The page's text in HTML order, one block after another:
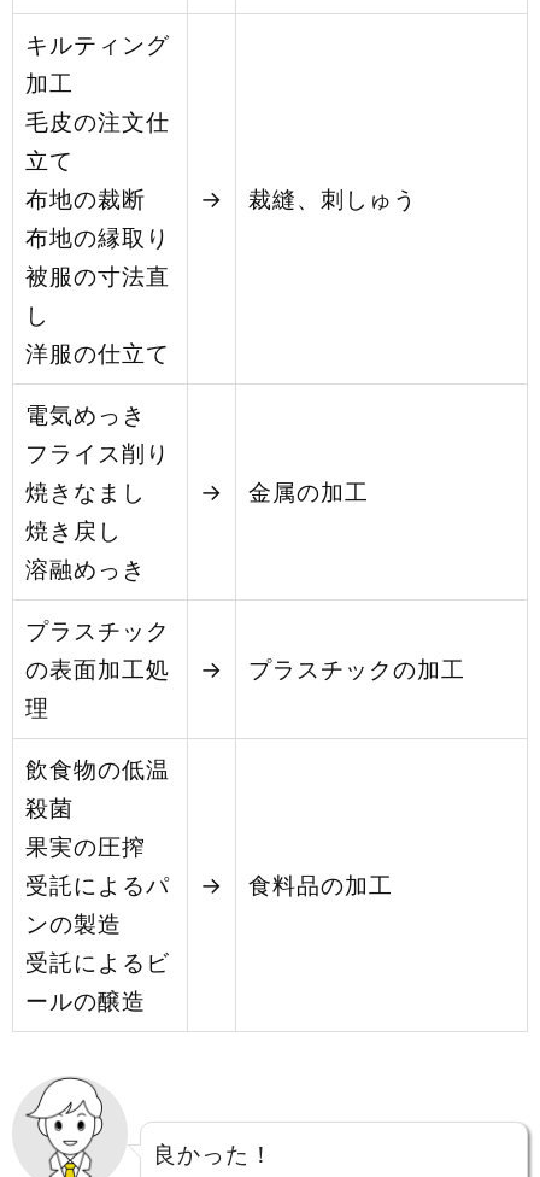
キルティング
加工
毛皮の注文仕
立て
布地の裁断
布地の縁取り
被服の寸法直
し
洋服の仕立て
→ 裁縫、刺しゅう
電気めっき
フライス削り
焼きなまし
焼き戻し
溶融めっき
→ 金属の加工
プラスチック
の表面加工処
理
→ プラスチックの加工
飲食物の低温
殺菌
果実の圧搾
受託によるパ
ンの製造
受託によるビ
ールの醸造
→ 食料品の加工
良かった！